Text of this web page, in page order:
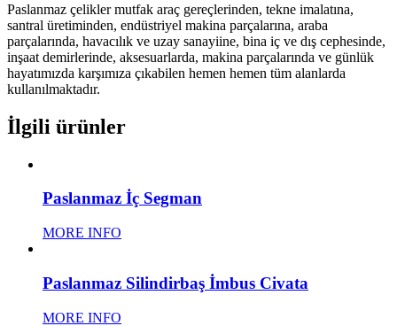
Paslanmaz çelikler mutfak araç gereçlerinden, tekne imalatına,
santral üretiminden, endüstriyel makina parçalarına, araba
parçalarında, havacılık ve uzay sanayiine, bina iç ve dış cephesinde,
inşaat demirlerinde, aksesuarlarda, makina parçalarında ve günlük
hayatımızda karşımıza çıkabilen hemen hemen tüm alanlarda
kullanılmaktadır.
İlgili ürünler
Paslanmaz İç Segman
MORE INFO
Paslanmaz Silindirbaş İmbus Civata
MORE INFO